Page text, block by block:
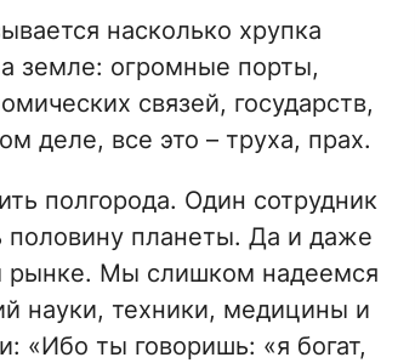
насколько хрупка
земле: огромные порты,
связей, государств,
деле, все это – труха, прах.
полгорода. Один сотрудник
половину планеты. Да и даже
рынке. Мы слишком надеемся
науки, техники, медицины и
«Ибо ты говоришь: «я богат,